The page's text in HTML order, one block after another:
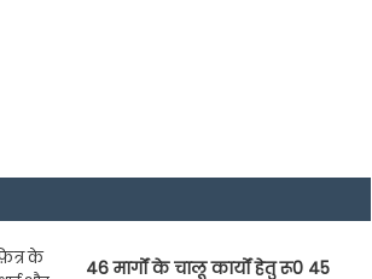
46 मार्गों के चालू कार्यों हेतु रू0 45